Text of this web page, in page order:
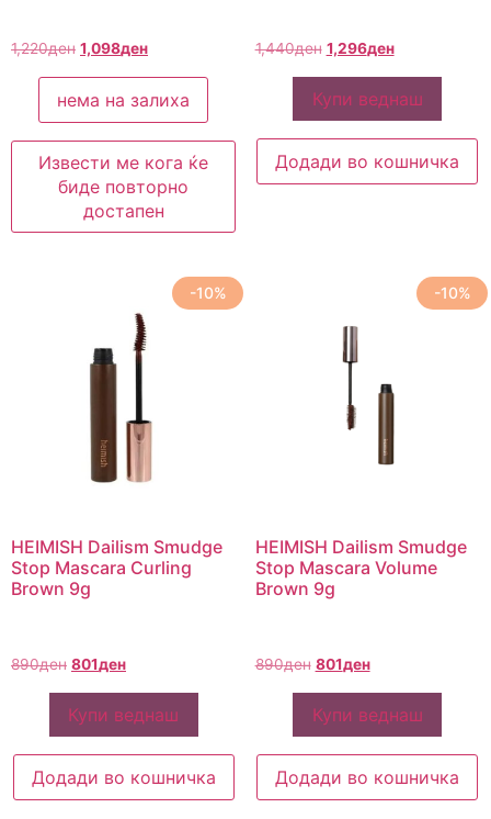
1,220ден 1,098ден
нема на залиха
Извести ме кога ќе
биде повторно
достапен
1,440ден 1,296ден
Купи веднаш
Додади во кошничка
-10%
HEIMISH Dailism Smudge
Stop Mascara Curling
Brown 9g
890ден 801ден
Купи веднаш
Додади во кошничка
-10%
HEIMISH Dailism Smudge
Stop Mascara Volume
Brown 9g
890ден 801ден
Купи веднаш
Додади во кошничка